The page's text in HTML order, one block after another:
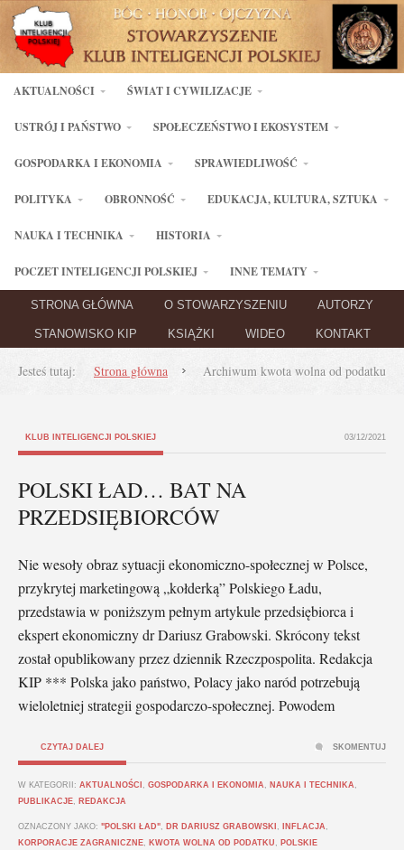
AKTUALNOŚCI ŚWIAT I CYWILIZACJE
USTRÓJ I PAŃSTWO SPOŁECZEŃSTWO I EKOSYSTEM
GOSPODARKA I EKONOMIA SPRAWIEDLIWOŚĆ
POLITYKA OBRONNOŚĆ EDUKACJA, KULTURA, SZTUKA
NAUKA I TECHNIKA HISTORIA
POCZET INTELIGENCJI POLSKIEJ INNE TEMATY
STRONA GŁÓWNA O STOWARZYSZENIU AUTORZY
STANOWISKO KIP KSIĄŻKI WIDEO KONTAKT
Jesteś tutaj: Strona główna Archiwum kwota wolna od podatku
KLUB INTELIGENCJI POLSKIEJ 03/12/2021
POLSKI ŁAD… BAT NA
PRZEDSIĘBIORCÓW
Nie wesoły obraz sytuacji ekonomiczno-społecznej w Polsce,
przykrytej marketingową „kołderką” Polskiego Ładu,
przedstawia w poniższym pełnym artykule przedsiębiorca i
ekspert ekonomiczny dr Dariusz Grabowski. Skrócony tekst
został opublikowany przez dziennik Rzeczpospolita. Redakcja
KIP *** Polska jako państwo, Polacy jako naród potrzebują
wieloletniej strategii gospodarczo-społecznej. Powodem
CZYTAJ DALEJ
W KATEGORII: AKTUALNOŚCI GOSPODARKA I EKONOMIA NAUKA I TECHNIKA
PUBLIKACJE
REDAKCJA
OZNACZONY JAKO: "POLSKI ŁAD" DR DARIUSZ GRABOWSKI INFLACJA
KORPORACJE ZAGRANICZNE
KWOTA WOLNA OD PODATKU
POLSKIE
SKOMENTUJ